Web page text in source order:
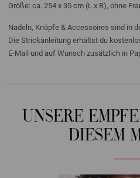
Größe: ca. 254 x 35 cm (L x B), ohne
Nadeln, Knöpfe & Accessoires sind in
Die Strickanleitung erhältst du
E-Mail und auf Wunsch zusätzlich in
UNSERE
DIESEM